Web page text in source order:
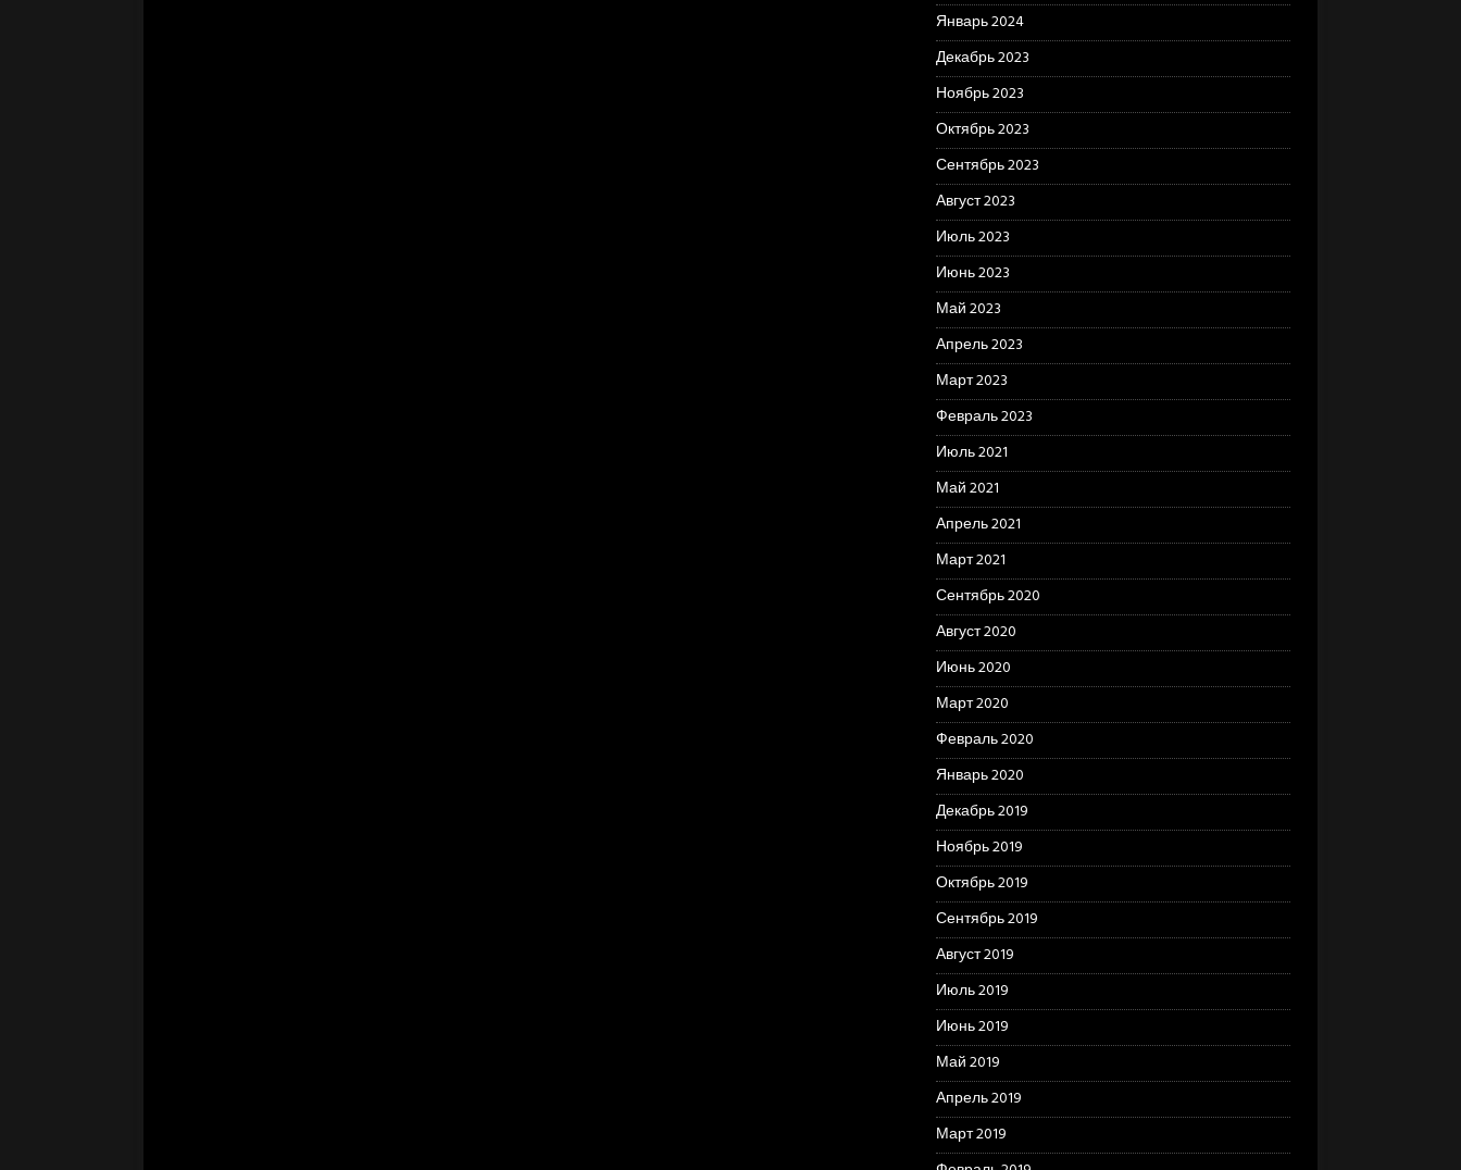
Январь 2024
Декабрь 2023
Ноябрь 2023
Октябрь 2023
Сентябрь 2023
Август 2023
Июль 2023
Июнь 2023
Май 2023
Апрель 2023
Март 2023
Февраль 2023
Июль 2021
Май 2021
Апрель 2021
Март 2021
Сентябрь 2020
Август 2020
Июнь 2020
Март 2020
Февраль 2020
Январь 2020
Декабрь 2019
Ноябрь 2019
Октябрь 2019
Сентябрь 2019
Август 2019
Июль 2019
Июнь 2019
Май 2019
Апрель 2019
Март 2019